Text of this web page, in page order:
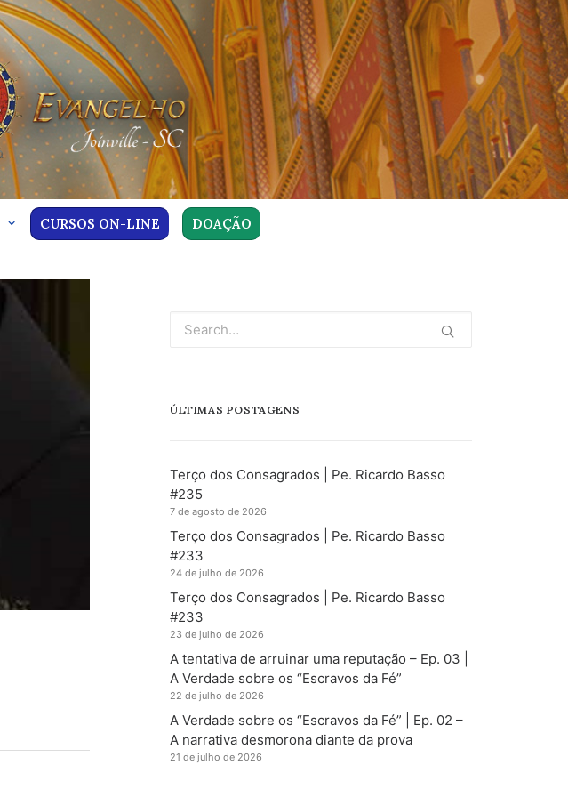
CURSOS ON-LINE DOAÇÃO
ÚLTIMAS POSTAGENS
Terço dos Consagrados | Pe. Ricardo Basso
#235
7 de agosto de 2026
Terço dos Consagrados | Pe. Ricardo Basso
#233
24 de julho de 2026
Terço dos Consagrados | Pe. Ricardo Basso
#233
23 de julho de 2026
A tentativa de arruinar uma reputação – Ep. 03 |
A Verdade sobre os “Escravos da Fé”
22 de julho de 2026
A Verdade sobre os “Escravos da Fé” | Ep. 02 –
A narrativa desmorona diante da prova
21 de julho de 2026